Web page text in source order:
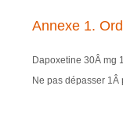
Annexe 1.
Dapoxetine 30Â mg
Ne pas dépasser 1Â